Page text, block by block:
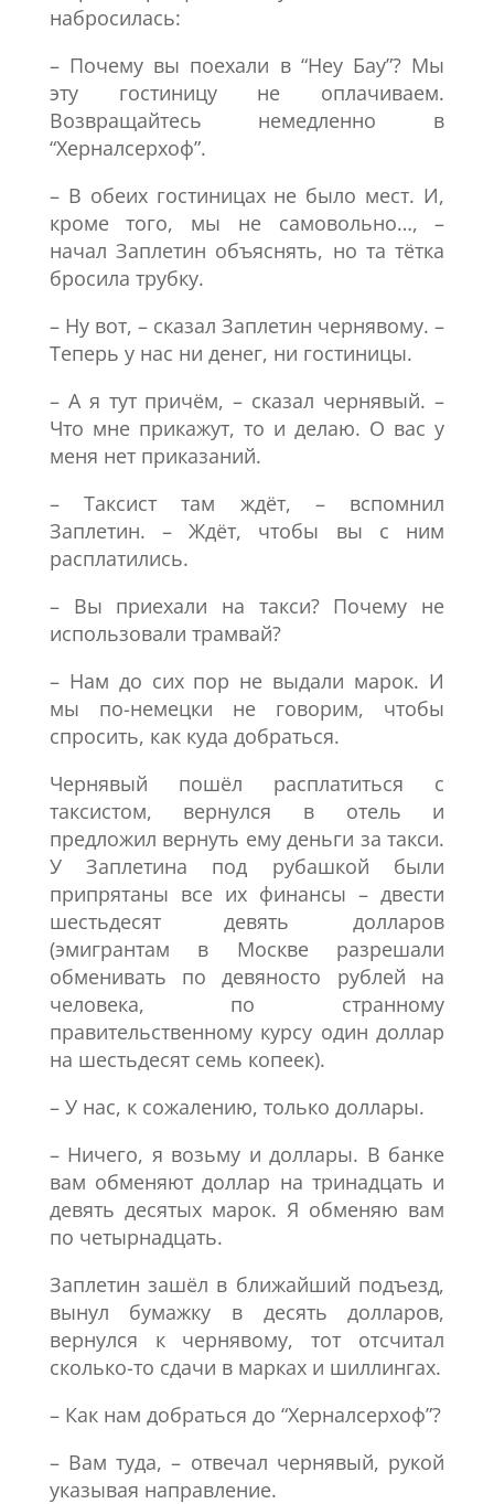
набросилась:
– Почему вы поехали в “Неу Бау”? Мы
эту гостиницу не оплачиваем.
Возвращайтесь немедленно в
“Херналсерхоф”.
– В обеих гостиницах не было мест. И,
кроме того, мы не самовольно…, –
начал Заплетин объяснять, но та тётка
бросила трубку.
– Ну вот, – сказал Заплетин чернявому. –
Теперь у нас ни денег, ни гостиницы.
– А я тут причём, – сказал чернявый. –
Что мне прикажут, то и делаю. О вас у
меня нет приказаний.
– Таксист там ждёт, – вспомнил
Заплетин. – Ждёт, чтобы вы с ним
расплатились.
– Вы приехали на такси? Почему не
использовали трамвай?
– Нам до сих пор не выдали марок. И
мы по-немецки не говорим, чтобы
спросить, как куда добраться.
Чернявый пошёл расплатиться с
таксистом, вернулся в отель и
предложил вернуть ему деньги за такси.
У Заплетина под рубашкой были
припрятаны все их финансы – двести
шестьдесят девять долларов
(эмигрантам в Москве разрешали
обменивать по девяносто рублей на
человека, по странному
правительственному курсу один доллар
на шестьдесят семь копеек).
– У нас, к сожалению, только доллары.
– Ничего, я возьму и доллары. В банке
вам обменяют доллар на тринадцать и
девять десятых марок. Я обменяю вам
по четырнадцать.
Заплетин зашёл в ближайший подъезд,
вынул бумажку в десять долларов,
вернулся к чернявому, тот отсчитал
сколько-то сдачи в марках и шиллингах.
– Как нам добраться до “Херналсерхоф”?
– Вам туда, – отвечал чернявый, рукой
указывая направление.